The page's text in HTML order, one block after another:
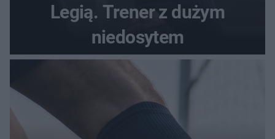
Legią. Trener z dużym
niedosytem